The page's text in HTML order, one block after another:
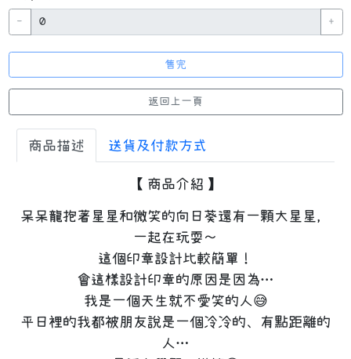
- +
返回上一頁
商品描述 送貨及付款方式
【 商品介紹 】
呆呆龍抱著星星和微笑的向日葵還有一顆大星星，
一起在玩耍～
這個印章設計比較簡單！
會這樣設計印章的原因是因為…
我是一個天生就不愛笑的人😅
平日裡的我都被朋友說是一個冷冷的、有點距離的
人…